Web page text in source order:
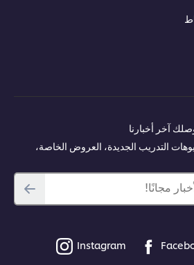
آخر أخبارنا
التدريب الجديدة، العروض الخاصة،
مجانًا!
Instagram